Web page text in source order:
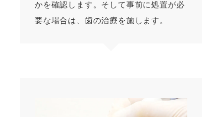
かを確認します。そして事前に処置が必
要な場合は、歯の治療を施します。